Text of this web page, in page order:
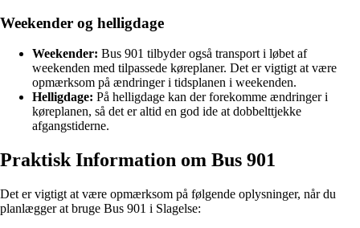
Weekender og helligdage
Weekender: Bus 901 tilbyder også transport i løbet af
weekenden med tilpassede køreplaner. Det er vigtigt at være
opmærksom på ændringer i tidsplanen i weekenden.
Helligdage: På helligdage kan der forekomme ændringer i
køreplanen, så det er altid en god ide at dobbelttjekke
afgangstiderne.
Praktisk Information om Bus 901
Det er vigtigt at være opmærksom på følgende oplysninger, når du
planlægger at bruge Bus 901 i Slagelse: